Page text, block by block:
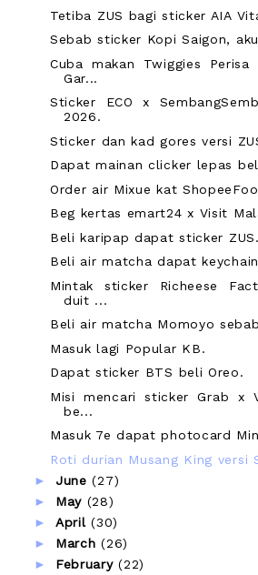
Tetiba ZUS bagi sticker AIA
Sebab sticker Kopi Saigon,
Cuba makan Twiggies
Gar...
Sticker ECO x
2026.
Sticker dan kad gores versi
Dapat mainan clicker lepas
Order air Mixue kat
Beg kertas emart24 x Visit
Beli karipap dapat sticker ZUS.
Beli air matcha dapat
Mintak sticker Richeese
duit ...
Beli air matcha Momoyo
Masuk lagi Popular KB.
Dapat sticker BTS beli Oreo.
Misi mencari sticker Grab x
be...
Masuk 7e dapat photocard
Roti durian Musang King versi
► June(27)
► May (28)
► April(30)
► March(26)
► February(22)